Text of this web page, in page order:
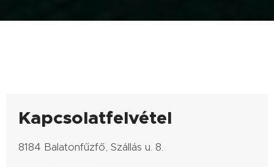
Kapcsolatfelvétel
8184 Balatonfűzfő, Szállás u. 8.